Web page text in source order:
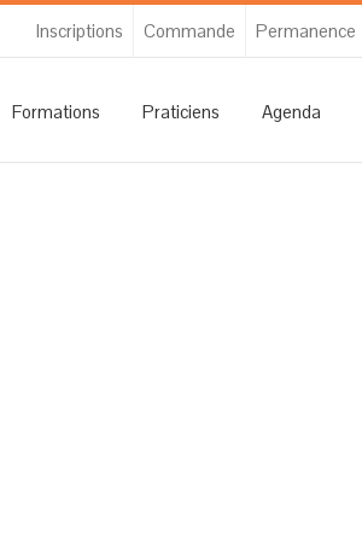
Inscriptions Commande Permanence
Formations Praticiens Agenda